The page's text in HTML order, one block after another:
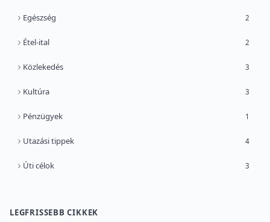
Egészség 2
Étel-ital 2
Közlekedés 3
Kultúra 3
Pénzügyek 1
Utazási tippek 4
Úti célok 3
LEGFRISSEBB CIKKEK